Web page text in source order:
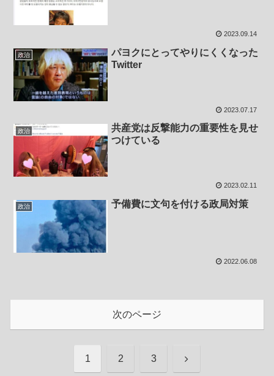
2023.09.14
政治
パヨクにとってやりにくくなった
Twitter
2023.07.17
政治
共産党は反撃能力の重要性を見せ
つけている
2023.02.11
政治 予備費に文句を付ける政局対策
2022.06.08
次のページ
1 2 3 次